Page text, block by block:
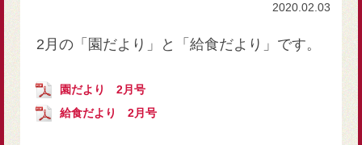
2020.02.03
2月の「園だより」と「給食だより」です。
園だより 2月号
給食だより 2月号